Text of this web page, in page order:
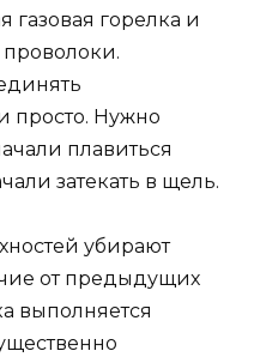
газовая горелка и
просто. Нужно
плавиться
затекать в щель.
убирают
от предыдущих
выполняется